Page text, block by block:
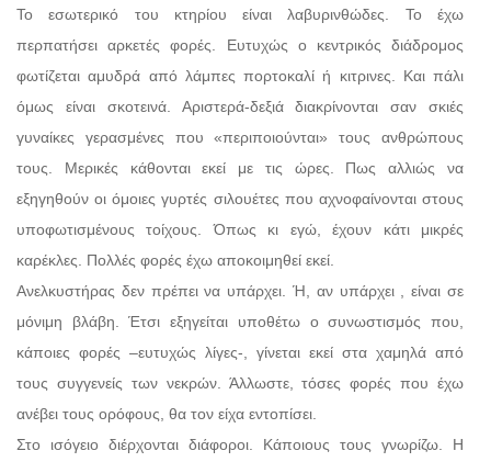
Το εσωτερικό του κτηρίου είναι λαβυρινθώδες. Το έχω
περπατήσει αρκετές φορές. Ευτυχώς ο κεντρικός διάδρομος
φωτίζεται αμυδρά από λάμπες πορτοκαλί ή κιτρινες. Και πάλι
όμως είναι σκοτεινά. Αριστερά-δεξιά διακρίνονται σαν σκιές
γυναίκες γερασμένες που «περιποιούνται» τους ανθρώπους
τους. Μερικές κάθονται εκεί με τις ώρες. Πως αλλιώς να
εξηγηθούν οι όμοιες γυρτές σιλουέτες που αχνοφαίνονται στους
υποφωτισμένους τοίχους. Όπως κι εγώ, έχουν κάτι μικρές
καρέκλες. Πολλές φορές έχω αποκοιμηθεί εκεί.
Ανελκυστήρας δεν πρέπει να υπάρχει. Ή, αν υπάρχει , είναι σε
μόνιμη βλάβη. Έτσι εξηγείται υποθέτω ο συνωστισμός που,
κάποιες φορές –ευτυχώς λίγες-, γίνεται εκεί στα χαμηλά από
τους συγγενείς των νεκρών. Άλλωστε, τόσες φορές που έχω
ανέβει τους ορόφους, θα τον είχα εντοπίσει.
Στο ισόγειο διέρχονται διάφοροι. Κάποιους τους γνωρίζω. Η